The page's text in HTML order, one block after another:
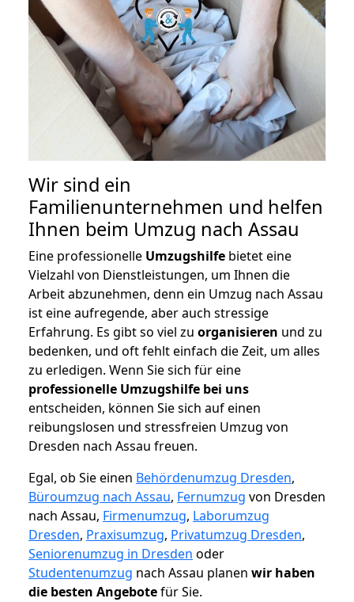
Wir sind ein
Familienunternehmen und helfen
Ihnen beim Umzug nach Assau
Eine professionelle Umzugshilfe bietet eine
Vielzahl von Dienstleistungen, um Ihnen die
Arbeit abzunehmen, denn ein Umzug nach Assau
ist eine aufregende, aber auch stressige
Erfahrung. Es gibt so viel zu organisieren und zu
bedenken, und oft fehlt einfach die Zeit, um alles
zu erledigen. Wenn Sie sich für eine
professionelle Umzugshilfe bei uns
entscheiden, können Sie sich auf einen
reibungslosen und stressfreien Umzug von
Dresden nach Assau freuen.
Egal, ob Sie einen Behördenumzug Dresden,
Büroumzug nach Assau, Fernumzug von Dresden
nach Assau, Firmenumzug, Laborumzug
Dresden, Praxisumzug, Privatumzug Dresden,
Seniorenumzug in Dresden oder
Studentenumzug nach Assau planen wir haben
die besten Angebotefür Sie.